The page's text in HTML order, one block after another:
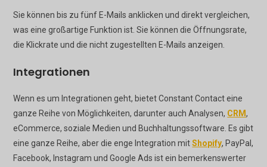
Sie können bis zu fünf E-Mails anklicken und direkt vergleichen,
was eine großartige Funktion ist. Sie können die Öffnungsrate,
die Klickrate und die nicht zugestellten E-Mails anzeigen.
Integrationen
Wenn es um Integrationen geht, bietet Constant Contact eine
ganze Reihe von Möglichkeiten, darunter auch Analysen, CRM,
eCommerce, soziale Medien und Buchhaltungssoftware. Es gibt
eine ganze Reihe, aber die enge Integration mitShopify, PayPal,
Facebook, Instagram und Google Ads ist ein bemerkenswerter